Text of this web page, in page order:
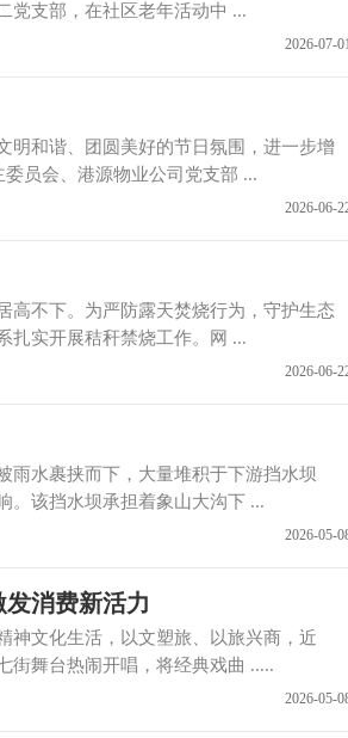
党支部，在社区老年活动中 ...
2026-07-
和谐、团圆美好的节日氛围，进一步增
员会、港源物业公司党支部 ...
2026-06-
不下。为严防露天焚烧行为，守护生态
扎实开展秸秆禁烧工作。网 ...
2026-06-
水裹挟而下，大量堆积于下游挡水坝
。该挡水坝承担着象山大沟下 ...
2026-05-
消费新活力
文化生活，以文塑旅、以旅兴商，近
舞台热闹开唱，将经典戏曲 .....
2026-05-